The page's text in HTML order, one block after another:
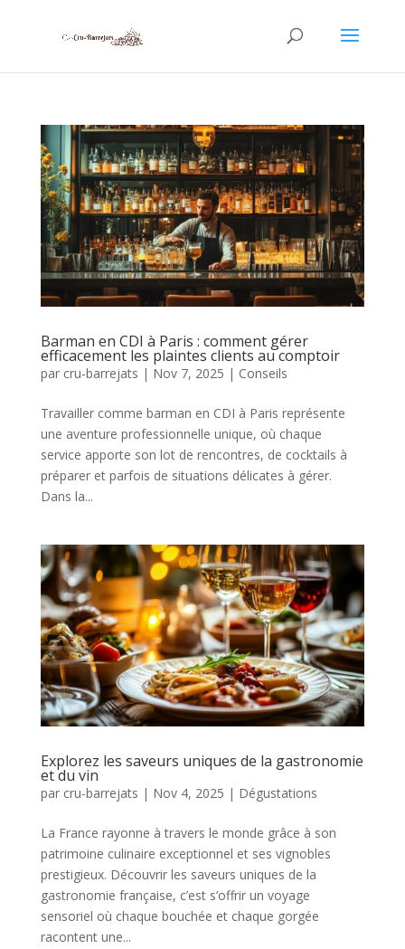
Barman en CDI à Paris : comment gérer
efficacement les plaintes clients au comptoir
par cru-barrejats | Nov 7, 2025 | Conseils
Travailler comme barman en CDI à Paris représente
une aventure professionnelle unique, où chaque
service apporte son lot de rencontres, de cocktails à
préparer et parfois de situations délicates à gérer.
Dans la...
Explorez les saveurs uniques de la gastronomie
et du vin
par cru-barrejats | Nov 4, 2025 | Dégustations
La France rayonne à travers le monde grâce à son
patrimoine culinaire exceptionnel et ses vignobles
prestigieux. Découvrir les saveurs uniques de la
gastronomie française, c’est s’offrir un voyage
sensoriel où chaque bouchée et chaque gorgée
racontent une...